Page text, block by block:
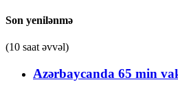
Son yenilənmə
(10 saat əvvəl)
Azərbaycanda 65 min